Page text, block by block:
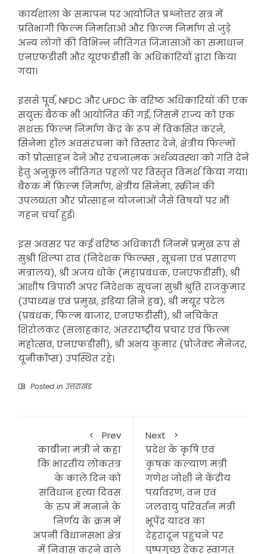
कार्यशाला के समापन पर आयोजित प्रश्नोत्तर सत्र में
प्रतिभागी फिल्म निर्माताओं और फ़िल्म निर्माण से जुड़े
अन्य लोगों की विभिन्न नीतिगत जिज्ञासाओं का समाधान
एनएफडीसी और यूएफडीसी के अधिकारियों द्वारा किया
गया।
इससे पूर्व, NFDC और UFDC के वरिष्ठ अधिकारियों की एक
संयुक्त बैठक भी आयोजित की गई, जिसमें राज्य को एक
सशक्त फिल्म निर्माण केंद्र के रूप में विकसित करने,
सिनेमा हॉल अवसंरचना को विस्तार देने, क्षेत्रीय फिल्मों
को प्रोत्साहन देने और रचनात्मक अर्थव्यवस्था को गति देने
हेतु अनुकूल नीतिगत पहलों पर विस्तृत विमर्श किया गया।
बैठक में फ़िल्म निर्माण, क्षेत्रीय सिनेमा, स्क्रीन की
उपलब्धता और प्रोत्साहन योजनाओं जैसे विषयों पर भी
गहन चर्चा हुई।
इस अवसर पर कई वरिष्ठ अधिकारी जिनमें प्रमुख रूप से
सुश्री शिल्पा राव (निदेशक फिल्म्स , सूचना एवं प्रसारण
मंत्रालय), श्री अजय धोके (महाप्रबंधक, एनएफडीसी), श्री
आशीष त्रिपाठी अपर निदेशक सूचना सुश्री श्रुति राजकुमार
(उपाध्यक्ष एवं प्रमुख, इंडिया सिने हब), श्री मयूर पटेल
(प्रबंधक, फिल्म बाजार, एनएफडीसी), श्री नचिकेत
शिरोलकर (सलाहकार, अंतरराष्ट्रीय प्रचार एवं फिल्म
महोत्सव, एनएफडीसी), श्री अभय कुमार (प्रोजेक्ट मैनेजर,
यूनीकॉप्स) उपस्थित रहे।
Posted in उत्तराखंड
Prev
काबीना मंत्री ने कहा
कि भारतीय लोकतंत्र
के काले दिन को
संविधान हत्या दिवस
के रुप में मनाने के
निर्णय के क्रम में
अपनी विधानसभा क्षेत्र
में निवास करने वाले
Next
प्रदेश के कृषि एवं
कृषक कल्याण मंत्री
गणेश जोशी ने केंद्रीय
पर्यावरण, वन एवं
जलवायु परिवर्तन मंत्री
भूपेंद्र यादव का
देहरादून पहुंचने पर
पुष्पगुच्छ देकर स्वागत